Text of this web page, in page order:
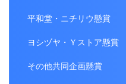
平和堂・ニチリウ懸賞
ヨシヅヤ・Ｙストア懸賞
その他共同企画懸賞